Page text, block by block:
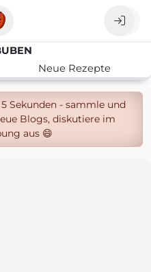
Neue Rezepte
Sekunden - sammle und
Blogs, diskutiere im
aus 😄